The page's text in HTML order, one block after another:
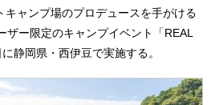
ャンプ場のプロデュースを手がける
ー限定のキャンプイベント「REAL
静岡県・西伊豆で実施する。